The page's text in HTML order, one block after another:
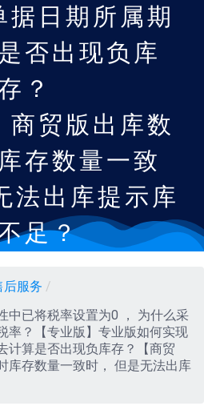
据日期所属期
否出现负库
？
商贸版出库数
存数量一致
法出库提示库
足？
后服务 /
中已将税率设置为0 ， 为什么采
率？【专业版】专业版如何实现
计算是否出现负库存？【商贸
库存数量一致时， 但是无法出库